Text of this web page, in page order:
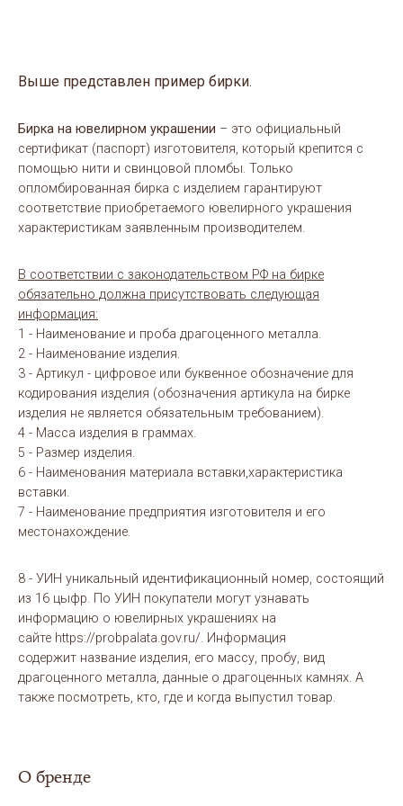
Выше представлен пример бирки.
Бирка на ювелирном украшении – это официальный
сертификат (паспорт) изготовителя, который крепится с
помощью нити и свинцовой пломбы. Только
опломбированная бирка с изделием гарантируют
соответствие приобретаемого ювелирного украшения
характеристикам заявленным производителем.
В соответствии с законодательством РФ на бирке
обязательно должна присутствовать следующая
информация:
1 - Наименование и проба драгоценного металла.
2 - Наименование изделия.
3 - Артикул - цифровое или буквенное обозначение для
кодирования изделия (обозначения артикула на бирке
изделия не является обязательным требованием).
4 - Масса изделия в граммах.
5 - Размер изделия.
6 - Наименования материала вставки,характеристика
вставки.
7 - Наименование предприятия изготовителя и его
местонахождение.
8 - УИН уникальный идентификационный номер, состоящий
из 16 цыфр. По УИН покупатели могут узнавать
информацию о ювелирных украшениях на
сайте https://probpalata.gov.ru/. Информация
содержит название изделия, его массу, пробу, вид
драгоценного металла, данные о драгоценных камнях. А
также посмотреть, кто, где и когда выпустил товар.
О бренде